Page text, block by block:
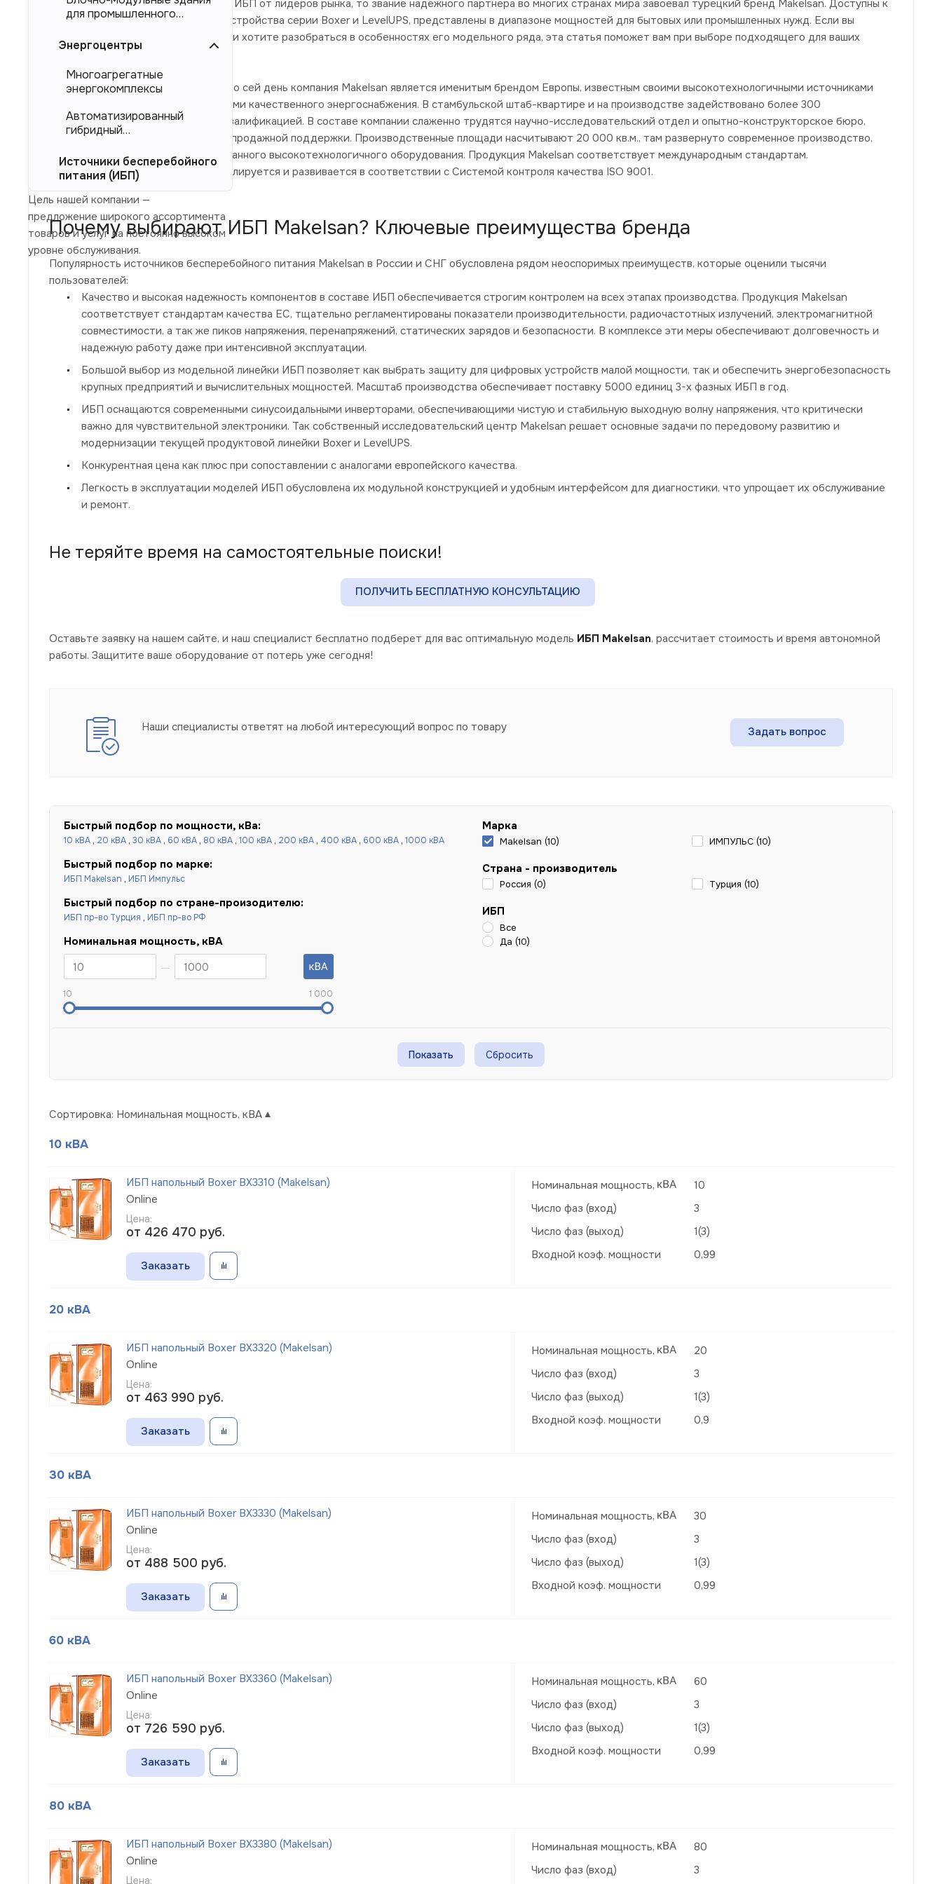
Если рассматривать приобретение ИБП от лидеров рынка, то звание надежного партнера во многих странах мира завоевал турецкий бренд Makelsan. Доступны к
покупке надежные и долговечные устройства серии Boxer и LevelUPS, представлены в диапазоне мощностей для бытовых или промышленных нужд. Если вы
ищете, где купить ИБП Makelsan или хотите разобраться в особенностях его модельного ряда, эта статья поможет вам при выборе подходящего для ваших
нужд бесперебойника.
Начиная с основания в 1976 году и по сей день компания Makelsan является именитым брендом Европы, известным своими высокотехнологичными источниками
бесперебойного питания и системами качественного энергоснабжения. В стамбульской штаб-квартире и на производстве задействовано более 300
специалистов с подтвержденной квалификацией. В составе компании слаженно трудятся научно-исследовательский отдел и опытно-конструкторское бюро,
отделы глобальных продаж и послепродажной поддержки. Производственные площади насчитывают 20 000 кв.м., там развернуто современное производство,
основанное на парке модернизированного высокотехнологичного оборудования. Продукция Makelsan соответствует международным стандартам.
Производственный процесс контролируется и развивается в соответствии с Системой контроля качества ISO 9001.
Почему выбирают ИБП Makelsan? Ключевые преимущества бренда
Популярность источников бесперебойного питания Makelsan в России и СНГ обусловлена рядом неоспоримых преимуществ, которые оценили тысячи
пользователей:
Качество и высокая надежность компонентов в составе ИБП обеспечивается строгим контролем на всех этапах производства. Продукция Makelsan
соответствует стандартам качества ЕС, тщательно регламентированы показатели производительности, радиочастотных излучений, электромагнитной
совместимости, а так же пиков напряжения, перенапряжений, статических зарядов и безопасности. В комплексе эти меры обеспечивают долговечность и
надежную работу даже при интенсивной эксплуатации.
Большой выбор из модельной линейки ИБП позволяет как выбрать защиту для цифровых устройств малой мощности, так и обеспечить энергобезопасность
крупных предприятий и вычислительных мощностей. Масштаб производства обеспечивает поставку 5000 единиц 3-х фазных ИБП в год.
ИБП оснащаются современными синусоидальными инверторами, обеспечивающими чистую и стабильную выходную волну напряжения, что критически
важно для чувствительной электроники. Так собственный исследовательский центр Makelsan решает основные задачи по передовому развитию и
модернизации текущей продуктовой линейки Boxer и LevelUPS.
Конкурентная цена как плюс при сопоставлении с аналогами европейского качества.
Легкость в эксплуатации моделей ИБП обусловлена их модульной конструкцией и удобным интерфейсом для диагностики, что упрощает их обслуживание
и ремонт.
Не теряйте время на самостоятельные поиски!
ПОЛУЧИТЬ БЕСПЛАТНУЮ КОНСУЛЬТАЦИЮ
Оставьте заявку на нашем сайте, и наш специалист бесплатно подберет для вас оптимальную модель ИБП Makelsan, рассчитает стоимость и время автономной
работы. Защитите ваше оборудование от потерь уже сегодня!
Наши специалисты ответят на любой интересующий вопрос по товару Задать вопрос
Быстрый подбор по мощности, кВа:
10 кВА , 20 кВА , 30 кВА , 60 кВА , 80 кВА , 100 кВА , 200 кВА , 400 кВА , 600 кВА , 1000 кВА
Быстрый подбор по марке:
ИБП Makelsan , ИБП Импульс
Быстрый подбор по стране-произодителю:
ИБП пр-во Турция , ИБП пр-во РФ
Номинальная мощность, кВА
10 1 000
Марка
Makelsan (10) ИМПУЛЬС (10)
Страна - производитель
Россия (0) Турция (10)
ИБП
Все
Да (10)
Сбросить
Сортировка: Номинальная мощность, кВА
10 кВА
ИБП напольный Boxer BX3310 (Makelsan)
Online
Цена:
от 426 470 руб.
Заказать
Номинальная мощность,
10
Число фаз (вход)
3
Число фаз (выход)
1(3)
Входной коэф. мощности
0,99
20 кВА
ИБП напольный Boxer BX3320 (Makelsan)
Online
Цена:
от 463 990 руб.
Заказать
Номинальная мощность,
20
Число фаз (вход)
3
Число фаз (выход)
1(3)
Входной коэф. мощности
0,9
30 кВА
ИБП напольный Boxer BX3330 (Makelsan)
Online
Цена:
от 488 500 руб.
Заказать
Номинальная мощность,
30
Число фаз (вход)
3
Число фаз (выход)
1(3)
Входной коэф. мощности
0,99
60 кВА
ИБП напольный Boxer BX3360 (Makelsan)
Online
Цена:
от 726 590 руб.
Заказать
Номинальная мощность,
60
Число фаз (вход)
3
Число фаз (выход)
1(3)
Входной коэф. мощности
0,99
80 кВА
ИБП напольный Boxer BX3380 (Makelsan)
Online
Цена:
Номинальная мощность,
80
Число фаз (вход)
3
для промышленного
оборудования (БМЗ)
Энергоцентры
Многоагрегатные
энергокомплексы
Автоматизированный
гибридный
Источники бесперебойного
питания (ИБП)
Цель нашей компании —
предложение широкого ассортимента
товаров и услуг на постоянно высоком
уровне обслуживания.